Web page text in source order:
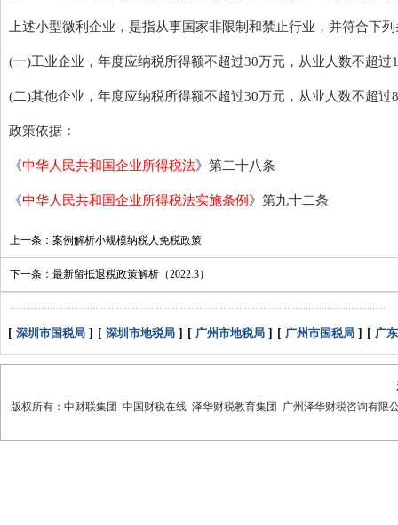
上述小型微利企业，是指从事国家非限制和禁止行业，并符合下
(一)工业企业，年度应纳税所得额不超过30万元，从业人数不超过
(二)其他企业，年度应纳税所得额不超过30万元，从业人数不超过
政策依据：
《中华人民共和国企业所得税法》第二十八条
《中华人民共和国企业所得税法实施条例 》第九十二条
上一条： 案例解析小规模纳税人免税政策
下一条： 最新留抵退税政策解析（2022.3）
[ 深圳市国税局] [ 深圳市地税局] [ 广州市地税局] [ 广州市国税局] [ 广
版权所有：中财联集团 中国财税在线 泽华财税教育集团 广州泽华财税咨询有限